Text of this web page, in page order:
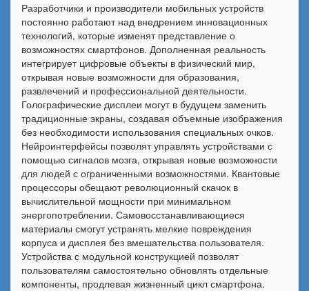
Разработчики и производители мобильных устройств
постоянно работают над внедрением инновационных
технологий, которые изменят представление о
возможностях смартфонов. Дополненная реальность
интегрирует цифровые объекты в физический мир,
открывая новые возможности для образования,
развлечений и профессиональной деятельности.
Голографические дисплеи могут в будущем заменить
традиционные экраны, создавая объемные изображения
без необходимости использования специальных очков.
Нейроинтерфейсы позволят управлять устройствами с
помощью сигналов мозга, открывая новые возможности
для людей с ограниченными возможностями. Квантовые
процессоры обещают революционный скачок в
вычислительной мощности при минимальном
энергопотреблении. Самовосстанавливающиеся
материалы смогут устранять мелкие повреждения
корпуса и дисплея без вмешательства пользователя.
Устройства с модульной конструкцией позволят
пользователям самостоятельно обновлять отдельные
компоненты, продлевая жизненный цикл смартфона.